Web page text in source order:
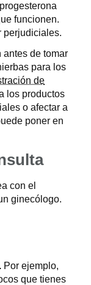
funcionen.
perjudiciales.
de tomar
para los
de
los productos
o afectar a
poner en
con el
ginecólogo.
Por ejemplo,
que tienes